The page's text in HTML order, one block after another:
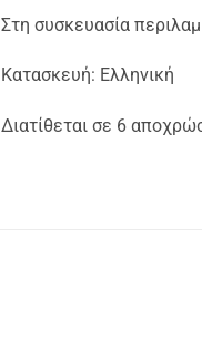
Στη συσκευασία
Κατασκευή: Ελληνική
Διατίθεται σε 6